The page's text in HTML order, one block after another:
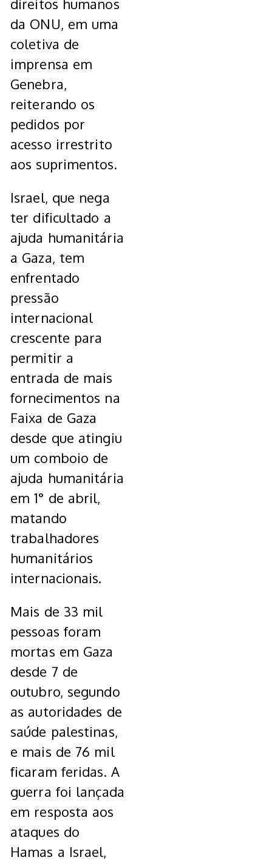
direitos humanos
da ONU, em uma
coletiva de
imprensa em
Genebra,
reiterando os
pedidos por
acesso irrestrito
aos suprimentos.
Israel, que nega
ter dificultado a
ajuda humanitária
a Gaza, tem
enfrentado
pressão
internacional
crescente para
permitir a
entrada de mais
fornecimentos na
Faixa de Gaza
desde que atingiu
um comboio de
ajuda humanitária
em 1° de abril,
matando
trabalhadores
humanitários
internacionais.
Mais de 33 mil
pessoas foram
mortas em Gaza
desde 7 de
outubro, segundo
as autoridades de
saúde palestinas,
e mais de 76 mil
ficaram feridas. A
guerra foi lançada
em resposta aos
ataques do
Hamas a Israel,